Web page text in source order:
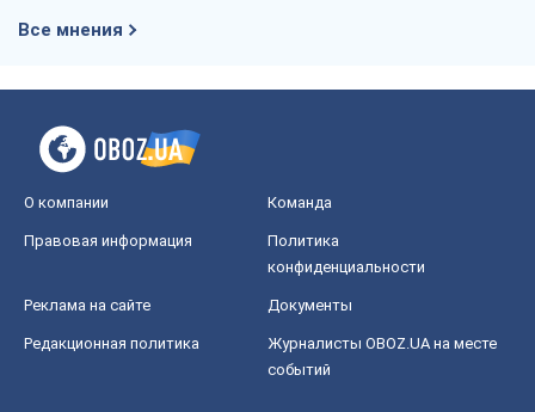
Все мнения
О компании Команда
Правовая информация
Политика
конфиденциальности
Реклама на сайте Документы
Редакционная политика
Журналисты OBOZ.UA на месте
событий